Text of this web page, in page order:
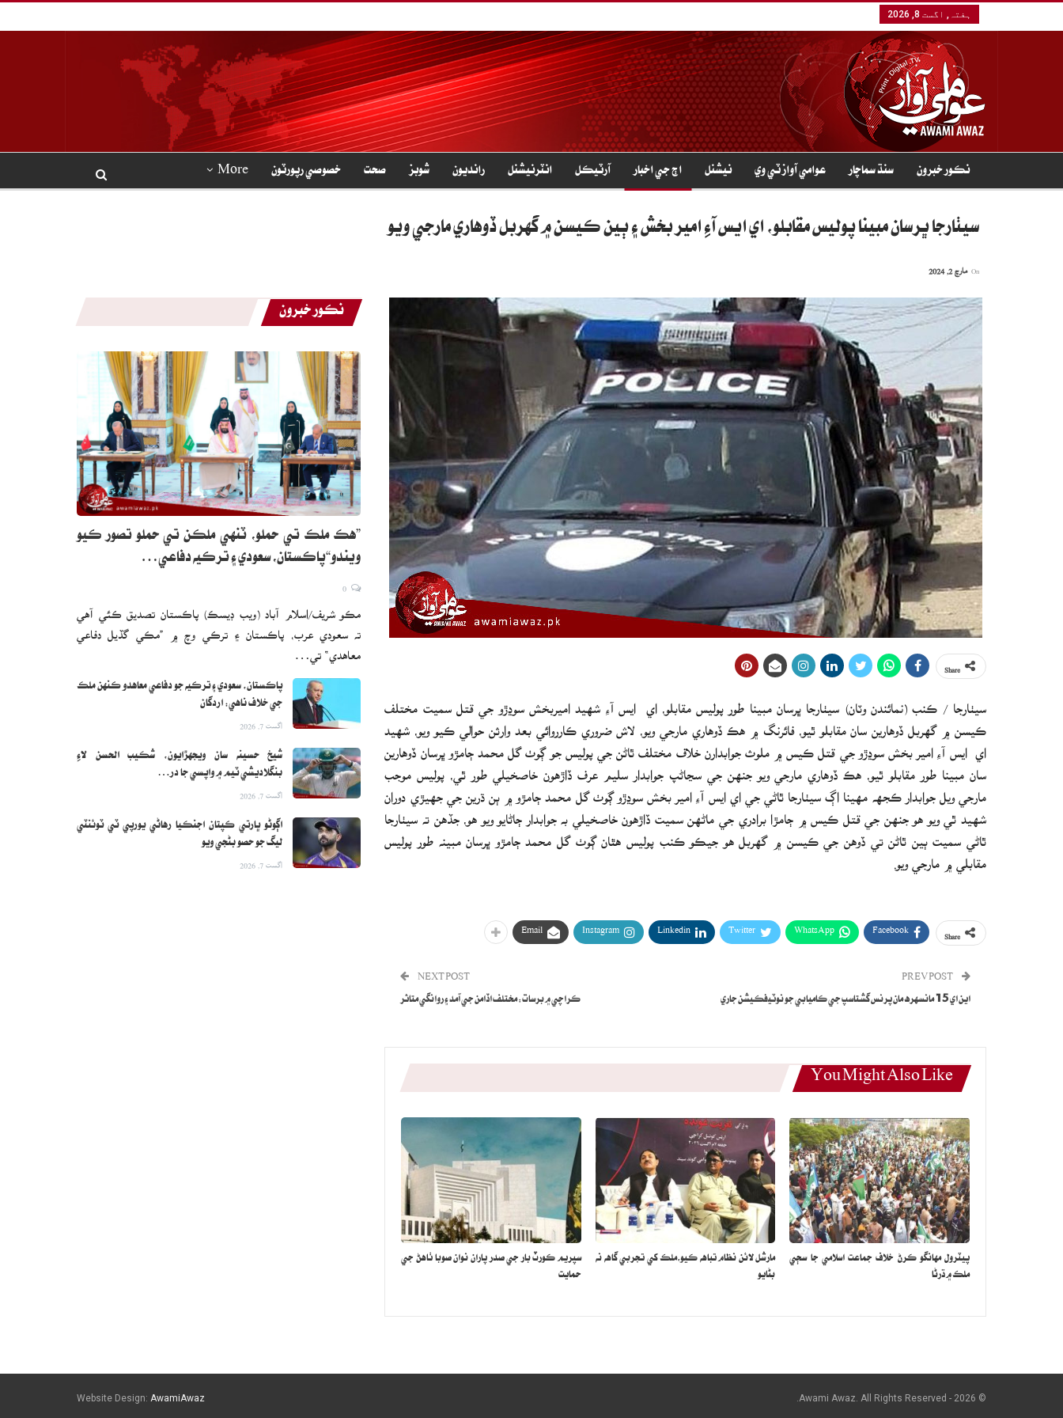
ہفتہ, اگست 8, 2026
نڪور خبرون سنڌ سماچار عوامي آواز ٽي وي نيشنل اڄ جي اخبار آرٽيڪل انٽرنيشنل رانديون شوبز صحت خصوصي رپورٽون More
سيٺارجا ڀرسان مبينا پوليس مقابلو، اي ايس آءِ امير بخش ۽ ٻين ڪيسن ۾ گهربل ڏوهاري مارجي ويو
مارچ 2, 2024
سيٺارجا / ڪنب (نمائندن وٽان) سيٺارجا ڀرسان مبينا طور پوليس مقابلو، اي ايس آءِ شهيد اميربخش سوڍڙو جي قتل سميت مختلف
ڪيسن ۾ گهربل ڏوهارين سان مقابلو ٿيو، فائرنگ ۾ هڪ ڏوهاري مارجي ويو، لاش ضروري ڪارروائي بعد وارثن حوالي ڪيو ويو، شهيد
اي ايس آءِ امير بخش سوڍڙو جي قتل ڪيس ۾ ملوث جوابدارن خلاف مختلف ٿاڻن جي پوليس جو ڳوٺ گل محمد ڄامڙو ڀرسان ڏوهارين
سان مبينا طور مقابلو ٿيو، هڪ ڏوهاري مارجي ويو جنهن جي سڃاڻپ جوابدار سليم عرف ڏاڙهون خاصخيلي طور ٿي، پوليس موجب
مارجي ويل جوابدار ڪجهه مهينا اڳ سيٺارجا ٿاڻي جي اي ايس آءِ امير بخش سوڍڙو ڳوٺ گل محمد ڄامڙو ۾ ٻن ڌرين جي جهيڙي دوران
شهيد ٿي ويو هو جنهن جي قتل ڪيس ۾ ڄامڙا برادري جي ماڻهن سميت ڏاڙهون خاصخيلي به جوابدار ڄاڻايو ويو هو، جڏهن ته سيٺارجا
ٿاڻي سميت ٻين ٿاڻن تي ڏوهن جي ڪيسن ۾ گهربل هو جيڪو ڪنب پوليس هٿان ڳوٺ گل محمد ڄامڙو ڀرسان مبينه طور پوليس
مقابلي ۾ مارجي ويو.
Facebook
WhatsApp
Twitter
Linkedin
Instagram
Email
اين اي 15 مانسهره مان پرنس گشتاسپ جي ڪاميابي جو نوٽيفڪيشن جاري
NEXT POST
ڪراچي ۾ برسات: مختلف اڏامن جي آمد ۽ روانگي متاثر
You Might Also Like
پيٽرول مهانگو ڪرڻ خلاف جماعت اسلامي جا سڄي
ملڪ ۾ ڌرڻا
مارشل لائن نظام تباهه ڪيو،ملڪ کي تجربي گاهه نه
بڻايو
سپريم ڪورٽ بار جي صدر پاران نوان صوبا ٺاهڻ جي
حمايت
نڪور خبرون
”هڪ ملڪ تي حملو، ٽنهي ملڪن تي حملو تصور ڪيو
ويندو“پاڪستان، سعودي ۽ ترڪيه دفاعي…
مڪو شريف/اسلام آباد (ويب ڊيسڪ) پاڪستان تصديق ڪئي آهي
ته سعودي عرب، پاڪستان ۽ ترڪي وچ ۾ ”مڪي گڏيل دفاعي
معاهدي“ تي…
پاڪستان، سعودي ۽ ترڪيه جو دفاعي معاهدو ڪنهن ملڪ
جي خلاف ناهي: اردگان
اگست 7, 2026
شيخ حسينه سان ويجهڙايون، شڪيب الحسن لاءِ
بنگلاديشي ٽيم ۾ واپسي جا در…
اگست 7, 2026
اڳوڻو ڀارتي ڪپتان اجنڪيا رهاڻي يورپي ٽي ٽوئنٽي
ليگ جو حصو بڻجي ويو
اگست 7, 2026
© 2026 - Awami Awaz. All Rights Reserved.
Website Design: AwamiAwaz